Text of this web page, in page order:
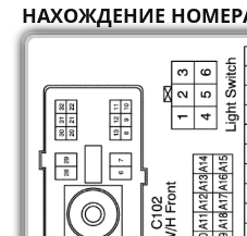
НАХОЖДЕНИЕ